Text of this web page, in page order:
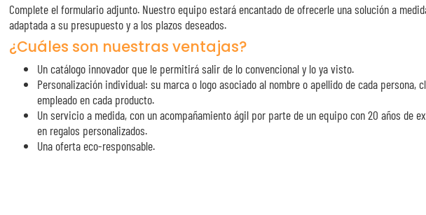
Complete el formulario adjunto. Nuestro equipo estará encantado de ofrecerle una solución a
adaptada a su presupuesto y a los plazos deseados.
¿Cuáles son nuestras ventajas?
Un catálogo innovador que le permitirá salir de lo convencional y lo ya visto.
Personalización individual: su marca o logo asociado al nombre o apellido de cada persona,
empleado en cada producto.
Un servicio a medida, con un acompañamiento ágil por parte de un equipo con 20 años de
en regalos personalizados.
Una oferta eco-responsable.